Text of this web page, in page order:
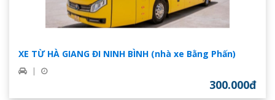
XE TỪ HÀ GIANG ĐI NINH BÌNH (nhà xe Bằng Phấn)
|
300.000đ